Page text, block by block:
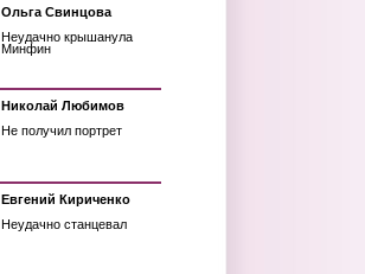
Ольга Свинцова
Неудачно крышанула
Минфин
Николай Любимов
Не получил портрет
Евгений Кириченко
Неудачно станцевал